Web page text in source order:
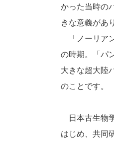
かった当時の
きな意義があ
「ノーリア
の時期。「パ
大きな超大陸
のことです。
日本古生物
はじめ、共同